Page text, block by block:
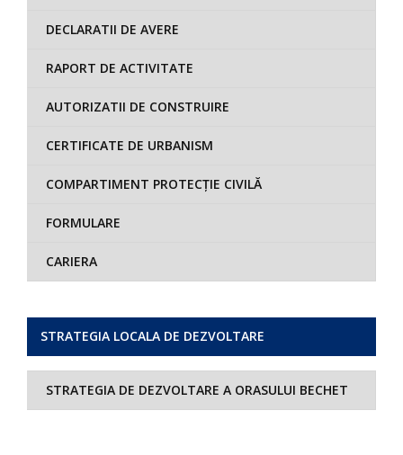
DECLARATII DE AVERE
RAPORT DE ACTIVITATE
AUTORIZATII DE CONSTRUIRE
CERTIFICATE DE URBANISM
COMPARTIMENT PROTECȚIE CIVILĂ
FORMULARE
CARIERA
STRATEGIA LOCALA DE DEZVOLTARE
STRATEGIA DE DEZVOLTARE A ORASULUI BECHET